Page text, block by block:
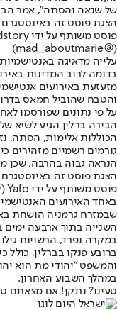
של שנאה והסתה", אמר
הצגת פוסט זה באינסטגרם
(@‏‎mad_aboutmarie‎‏)
עלייה מדאיגה
בדומה לרוב המדינות
מזעזעת באירועים
והטבח שהוביל חמאס בדרום ישראל ב-
על פי נתונים שפורסמו
הכוללות אלימות, הסתה,
גורמים רשמיים מזהירים
הנראה גבוה בהרבה, שכן
הצגת פוסט זה באינסטגרם
פוסט משותף על ידי ‏‎Yafo‎‏ (@‏‎yafo_berlin‎‏)
באחד האירועים
שבמזרח גרמניה הושחת
השנייה בתוך ארבעה
במקרה נפרד, הרשויות
ברובע פנקו בברלין, כולל
והמשפט "יהודי מת הוא
במהלך השבוע האחרון.
טעינו? נתקן! אם מצאתם